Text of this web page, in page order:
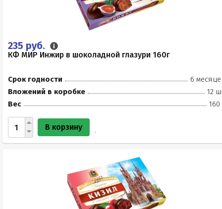
235 руб.
КФ МИР Инжир в шоколадной глазури 160г
Срок годности
6
Вложений в коробке
12
Вес
160
В корзину